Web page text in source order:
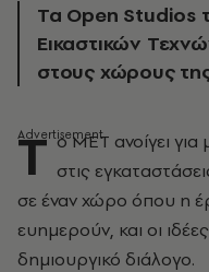
Τα Open Studios
Εικαστικών
στους χώρους
T o ΜΕΤ ανοίγει
στις
σε έναν χώρο όπου η
ευημερούν, και οι
δημιουργικό διάλογο.